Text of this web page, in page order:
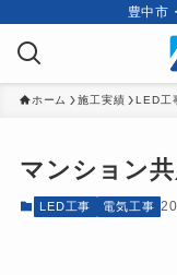
豊中市
ホーム 施工実績 LED工
マンション
LED工事 電気工事